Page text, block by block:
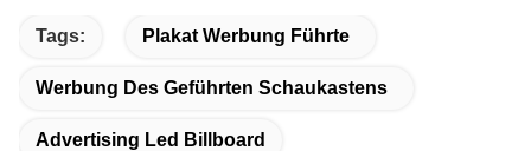
Tags: Plakat Werbung Führte
Werbung Des Geführten Schaukastens
Advertising Led Billboard